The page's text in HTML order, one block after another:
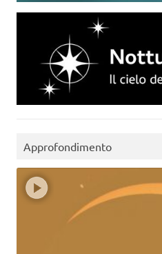
Approfondimento